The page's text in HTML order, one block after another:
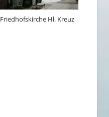
Friedhofskirche Hl. Kreuz